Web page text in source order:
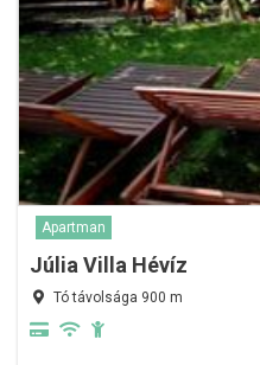
Apartman
Júlia Villa Hévíz
Tó távolsága 900 m